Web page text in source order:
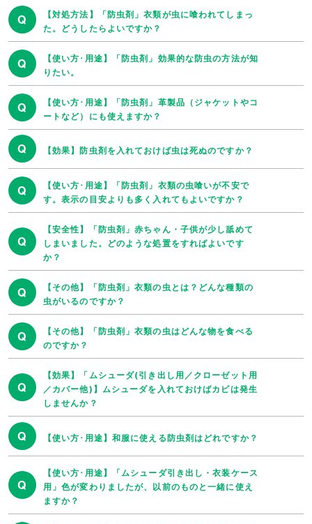
Q
【対処方法】「防虫剤」衣類が虫に喰われてしまっ
た。どうしたらよいですか？
Q
【使い方･用途】「防虫剤」効果的な防虫の方法が知
りたい。
Q
【使い方･用途】「防虫剤」革製品（ジャケットやコ
ートなど）にも使えますか？
Q 【効果】防虫剤を入れておけば虫は死ぬのですか？
Q
【使い方･用途】「防虫剤」衣類の虫喰いが不安で
す。表示の目安よりも多く入れてもよいですか？
Q
【安全性】「防虫剤」赤ちゃん・子供が少し舐めて
しまいました。どのような処置をすればよいです
か？
Q
【その他】「防虫剤」衣類の虫とは？どんな種類の
虫がいるのですか？
Q
【その他】「防虫剤」衣類の虫はどんな物を食べる
のですか？
Q
【効果】「ムシューダ(引き出し用／クローゼット用
／カバー他)】ムシューダを入れておけばカビは発生
しませんか？
Q 【使い方･用途】和服に使える防虫剤はどれですか？
Q
【使い方･用途】「ムシューダ引き出し・衣装ケース
用」色が変わりましたが、以前のものと一緒に使え
ますか？